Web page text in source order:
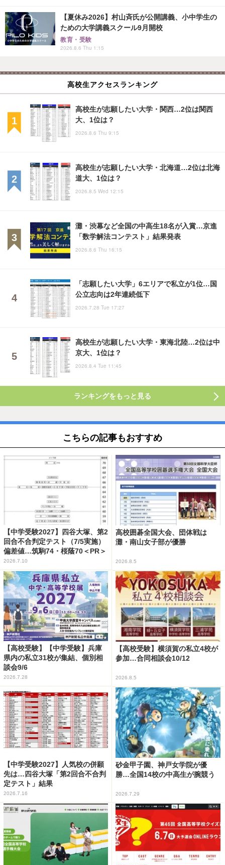
【夏休み2026】村山斉氏が公開講義、小中学生の
ための大学講義スクール9月開校
教育・受験
2026.8.6 Thu 1:15
高校生アクセスランキング
高校生が志願したい大学・関西…2位は関西
大、1位は？
2026.8.6 Thu 9:15
高校生が志願したい大学・北海道…2位は北海
道大、1位は？
2026.8.5 Wed 12:15
灘・渋幕など全国の中高生18名が入賞…京進
「数学解法コンテスト」結果発表
2026.8.6 Thu 16:15
「志願したい大学」6エリアで私立が1位…国
公立志向は2年連続低下
2026.7.28 Tue 17:27
高校生が志願したい大学・東海北陸…2位は中
京大、1位は？
2026.8.4 Tue 11:45
ランキングをもっと見る
こちらの記事もおすすめ
【中学受験2027】四谷大塚、第2
回合不合判定テスト（7/5実施）
偏差値…筑駒74・桜蔭70＜PR＞
2026.7.10
高校囲碁全国大会、団体戦は
灘・南山女子部が優勝
2026.8.5
【高校受験】【中学受験】兵庫
県内の私立31校が集結、個別相
談会9/6
2026.7.28
【高校受験】横須賀の私立4校が
参加…合同相談会10/12
2026.8.5
【中学受験2027】人気校の併願
先は…四谷大塚「第2回合不合判
定テスト」結果
2026.7.16
砂金甲子園、神戸女学院が優
勝…全国14校の中高生が腕競う
2026.7.29